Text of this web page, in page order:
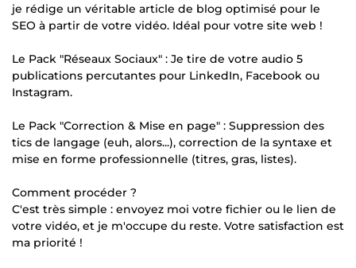
je rédige un véritable article de blog optimisé pour le
SEO à partir de votre vidéo. Idéal pour votre site web !
Le Pack "Réseaux Sociaux" : Je tire de votre audio 5
publications percutantes pour LinkedIn, Facebook ou
Instagram.
Le Pack "Correction & Mise en page" : Suppression des
tics de langage (euh, alors...), correction de la syntaxe et
mise en forme professionnelle (titres, gras, listes).
Comment procéder ?
C'est très simple : envoyez moi votre fichier ou le lien de
votre vidéo, et je m'occupe du reste. Votre satisfaction est
ma priorité !